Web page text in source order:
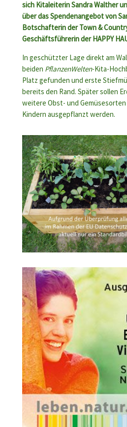
sich Kitaleiterin Sandra Walther
über das Spendenangebot von
Botschafterin der Town &
Geschäftsführerin der HAPPY
In geschützter Lage direkt am
beiden PflanzenWelten-Kita-
Platz gefunden und erste
bereits den Rand. Später sollen
weitere Obst- und
Kindern ausgepflanzt werden.